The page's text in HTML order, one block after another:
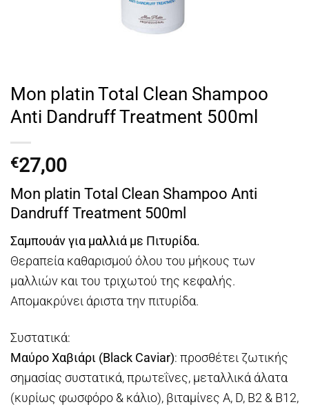
Mon platin Total Clean Shampoo
Anti Dandruff Treatment 500ml
€27,00
Mon platin Total Clean Shampoo Anti
Dandruff Treatment 500ml
Σαμπουάν για μαλλιά με Πιτυρίδα.
Θεραπεία καθαρισμού όλου του μήκους των
μαλλιών και του τριχωτού της κεφαλής.
Απομακρύνει άριστα την πιτυρίδα.
Συστατικά:
Μαύρο Χαβιάρι (Black Caviar): προσθέτει ζωτικής
σημασίας συστατικά, πρωτεΐνες, μεταλλικά άλατα
(κυρίως φωσφόρο & κάλιο), βιταμίνες Α, D, Β2 & Β12,